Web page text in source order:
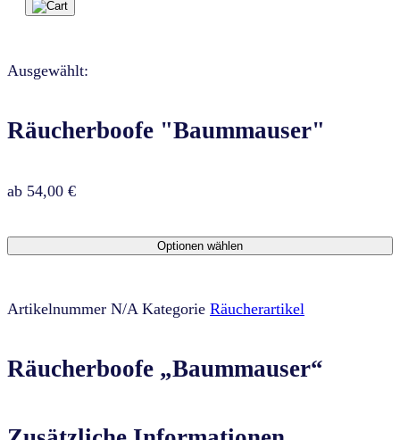
Ausgewählt:
Räucherboofe "Baummauser"
ab 54,00 €
Optionen wählen
Artikelnummer N/A Kategorie Räucherartikel
Räucherboofe „Baummauser“